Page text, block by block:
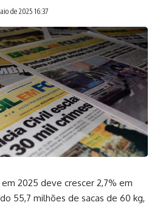
de 2025 16:37
2025 deve crescer 2,7% em
55,7 milhões de sacas de 60 kg,